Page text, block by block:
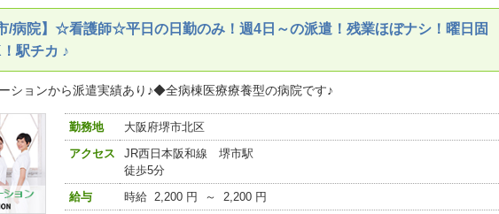
/病院】☆看護師☆平日の日勤のみ！週4日～の派遣！残業ほぼナシ！曜日固
駅チカ ♪
ションから派遣実績あり♪◆全病棟医療療養型の病院です♪
勤務地
大阪府堺市北区
アクセス
JR西日本阪和線 堺市駅
徒歩5分
給与
時給 2,200 円 ～ 2,200 円